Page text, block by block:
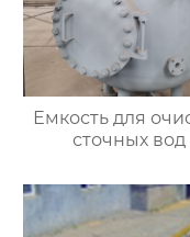
Емкость для
сточных вод